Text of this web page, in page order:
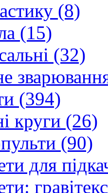
(8)
(15)
(32)
(394)
круги (26)
(90)
для